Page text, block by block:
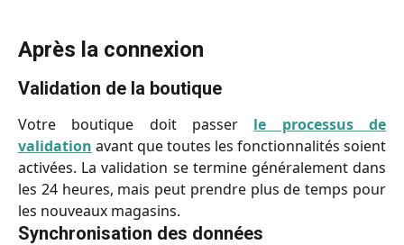
Après la connexion
Validation de la boutique
Votre boutique doit passer le processus de
validation avant que toutes les fonctionnalités soient
activées. La validation se termine généralement dans
les 24 heures, mais peut prendre plus de temps pour
les nouveaux magasins.
Synchronisation des données